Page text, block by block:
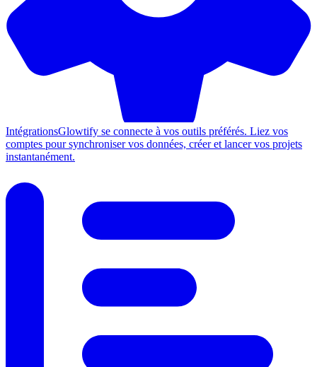
IntégrationsGlowtify se connecte à vos outils préférés. Liez vos
comptes pour synchroniser vos données, créer et lancer vos projets
instantanément.